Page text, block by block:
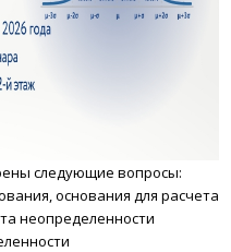
следующие вопросы:
основания для расчета
неопределенности